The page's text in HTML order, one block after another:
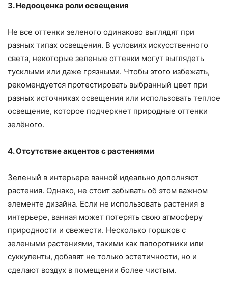
3. Недооценка роли освещения
Не все оттенки зеленого одинаково выглядят при
разных типах освещения. В условиях искусственного
света, некоторые зеленые оттенки могут выглядеть
тусклыми или даже грязными. Чтобы этого избежать,
рекомендуется протестировать выбранный цвет при
разных источниках освещения или использовать теплое
освещение, которое подчеркнет природные оттенки
зелёного.
4. Отсутствие акцентов с растениями
Зеленый в интерьере ванной идеально дополняют
растения. Однако, не стоит забывать об этом важном
элементе дизайна. Если не использовать растения в
интерьере, ванная может потерять свою атмосферу
природности и свежести. Несколько горшков с
зелеными растениями, такими как папоротники или
суккуленты, добавят не только эстетичности, но и
сделают воздух в помещении более чистым.